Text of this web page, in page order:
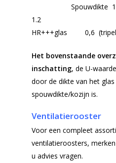
Spouwdikte
1.2
HR+++glas 0,6
Het bovenstaande
inschatting, de U-
door de dikte van het
spouwdikte/kozijn is.
Ventilatierooster
Voor een compleet
ventilatieroosters,
u advies vragen.